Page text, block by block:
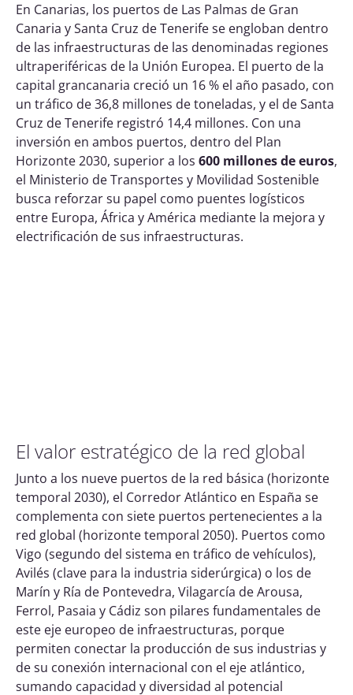
En Canarias, los puertos de Las Palmas de Gran
Canaria y Santa Cruz de Tenerife se engloban dentro
de las infraestructuras de las denominadas regiones
ultraperiféricas de la Unión Europea. El puerto de la
capital grancanaria creció un 16 % el año pasado, con
un tráfico de 36,8 millones de toneladas, y el de Santa
Cruz de Tenerife registró 14,4 millones. Con una
inversión en ambos puertos, dentro del Plan
Horizonte 2030, superior a los 600 millones de euros,
el Ministerio de Transportes y Movilidad Sostenible
busca reforzar su papel como puentes logísticos
entre Europa, África y América mediante la mejora y
electrificación de sus infraestructuras.
Ferrol, Pasaia y Cádiz son pilares fundamentales de
este eje europeo de infraestructuras, porque
permiten conectar la producción de sus industrias y
de su conexión internacional con el eje atlántico,
sumando capacidad y diversidad al potencial
exportador de España.
España lidera el desarrollo de
infraestructuras portuarias del Corredor
Atlántico europeo con9 de los 25 puertos
de la red básica.
Radiografía de los puertos